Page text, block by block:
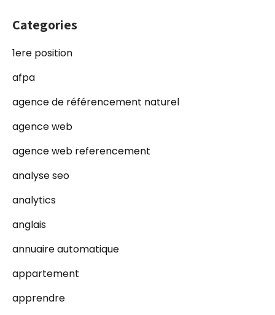
Categories
1ere position
afpa
agence de référencement naturel
agence web
agence web referencement
analyse seo
analytics
anglais
annuaire automatique
appartement
apprendre